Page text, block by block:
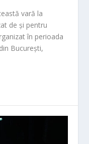
vară la
de și pentru
în perioada
București,